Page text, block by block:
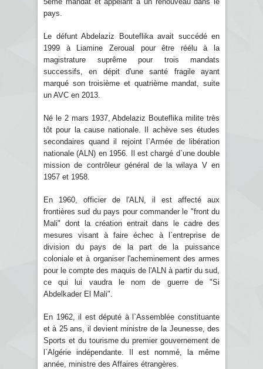
pays.
Le défunt Abdelaziz Bouteflika avait succédé en
1999 à Liamine Zeroual pour être réélu à la
magistrature suprême pour trois mandats
successifs, en dépit d'une santé fragile ayant
marqué son troisième et quatrième mandat, suite
un AVC en 2013.
Né le 2 mars 1937, Abdelaziz Bouteflika milite très
tôt pour la cause nationale. Il achève ses études
secondaires quand il rejoint l`Armée de libération
nationale (ALN) en 1956. Il est chargé d`une double
mission de contrôleur général de la wilaya V en
1957 et 1958.
En 1960, officier de l'ALN, il est affecté aux
frontières sud du pays pour commander le "front du
Mali" dont la création entrait dans le cadre des
mesures visant à faire échec à l`entreprise de
division du pays de la part de la puissance
coloniale et à organiser l'acheminement des armes
pour le compte des maquis de l'ALN à partir du sud,
ce qui lui vaudra le nom de guerre de "Si
Abdelkader El Mali".
En 1962, il est député à l`Assemblée constituante
et à 25 ans, il devient ministre de la Jeunesse, des
Sports et du tourisme du premier gouvernement de
l`Algérie indépendante. Il est nommé, la même
année, ministre des Affaires étrangères.